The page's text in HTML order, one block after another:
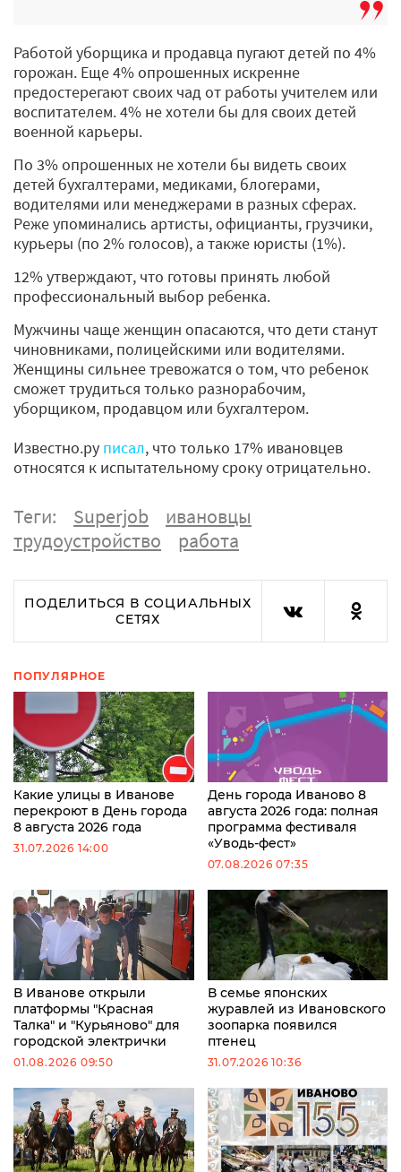
Работой уборщика и продавца пугают детей по 4%
горожан. Еще 4% опрошенных искренне
предостерегают своих чад от работы учителем или
воспитателем. 4% не хотели бы для своих детей
военной карьеры.
По 3% опрошенных не хотели бы видеть своих
детей бухгалтерами, медиками, блогерами,
водителями или менеджерами в разных сферах.
Реже упоминались артисты, официанты, грузчики,
курьеры (по 2% голосов), а также юристы (1%).
12% утверждают, что готовы принять любой
профессиональный выбор ребенка.
Мужчины чаще женщин опасаются, что дети станут
чиновниками, полицейскими или водителями.
Женщины сильнее тревожатся о том, что ребенок
сможет трудиться только разнорабочим,
уборщиком, продавцом или бухгалтером.
Известно.ру писал, что только 17% ивановцев
относятся к испытательному сроку отрицательно.
Теги: Superjob
ивановцы
трудоустройство
работа
ПОДЕЛИТЬСЯ В СОЦИАЛЬНЫХ
СЕТЯХ
ПОПУЛЯРНОЕ
Какие улицы в Иванове
перекроют в День города
8 августа 2026 года
31.07.2026 14:00
День города Иваново 8
августа 2026 года: полная
программа фестиваля
«Уводь-фест»
07.08.2026 07:35
В Иванове открыли
платформы "Красная
Талка" и "Курьяново" для
городской электрички
01.08.2026 09:50
В семье японских
журавлей из Ивановского
зоопарка появился
птенец
31.07.2026 10:36